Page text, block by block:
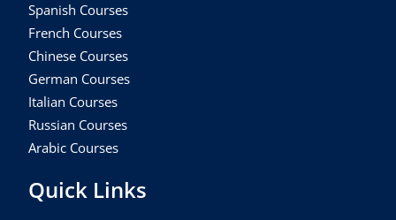
Spanish Courses
French Courses
Chinese Courses
German Courses
Italian Courses
Russian Courses
Arabic Courses
Quick Links